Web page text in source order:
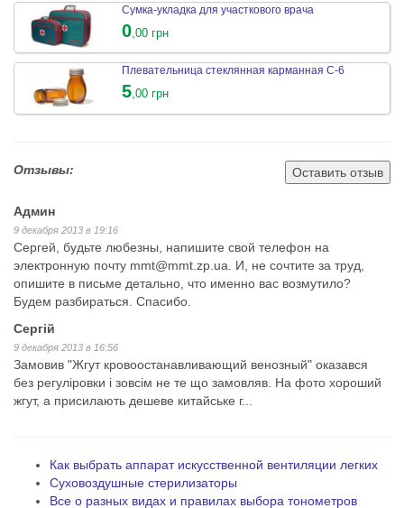
Сумка-укладка для участкового врача
0 ,00 грн
Плевательница стеклянная карманная С-6
5,00 грн
Отзывы: Оставить отзыв
Админ
9 декабря 2013 в 19:16
Сергей, будьте любезны, напишите свой телефон на
электронную почту mmt@mmt.zp.ua. И, не сочтите за труд,
опишите в письме детально, что именно вас возмутило?
Будем разбираться. Спасибо.
Сергій
9 декабря 2013 в 16:56
Замовив "Жгут кровоостанавливающий венозный" оказався
без регуліровки і зовсім не те що замовляв. На фото хороший
жгут, а присилають дешеве китайське г...
Как выбрать аппарат искусственной вентиляции легких
Суховоздушные стерилизаторы
Все о разных видах и правилах выбора тонометров